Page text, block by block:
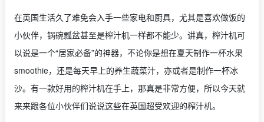
在英国生活久了难免会入手一些家电和厨具，尤其是喜欢做饭的
小伙伴，锅碗瓢盆甚至是榨汁机一样都不能少。讲真，榨汁机可
以说是一个“居家必备”的神器，不论你是想在夏天制作一杯水果
smoothie，还是每天早上的养生蔬菜汁，亦或者是制作一杯冰
沙。有一款好用的榨汁机在手上，那真是非常方便，所以今天就
来来跟各位小伙伴们说说这些在英国超受欢迎的榨汁机。